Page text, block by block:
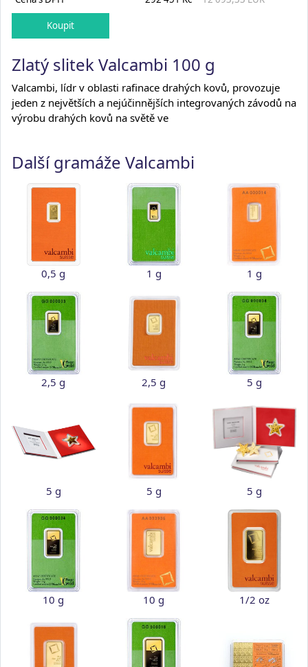
Zlatý slitek Valcambi 100 g
Valcambi, lídr v oblasti rafinace drahých kovů, provozuje
jeden z největších a nejúčinnějších integrovaných závodů na
výrobu drahých kovů na světě ve
Další gramáže Valcambi
0,5 g 1 g 1 g
2,5 g 2,5 g 5 g
5 g 5 g 5 g
10 g 10 g 1/2 oz